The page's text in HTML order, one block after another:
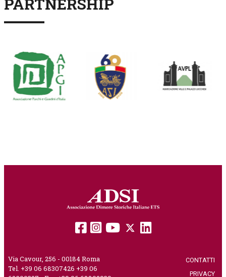
Via Cavour, 256 - 00184 Roma
Tel. +39 06 68307426 +39 06
CONTATTI
PRIVACY